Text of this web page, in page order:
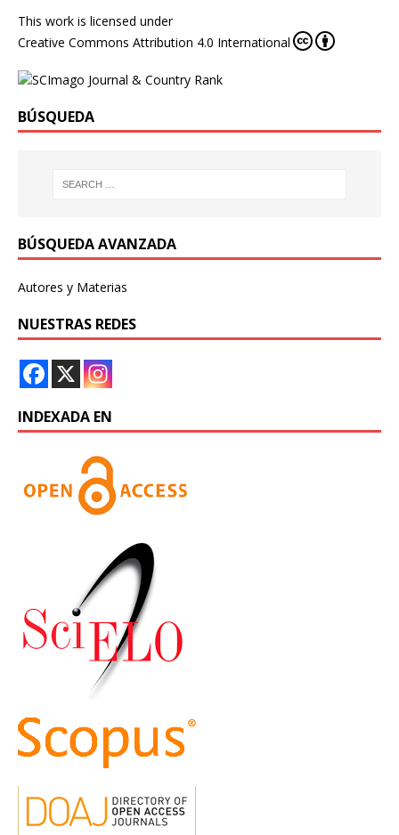
This work is licensed under
Creative Commons Attribution 4.0 International
BÚSQUEDA
BÚSQUEDA AVANZADA
Autores y Materias
NUESTRAS REDES
INDEXADA EN